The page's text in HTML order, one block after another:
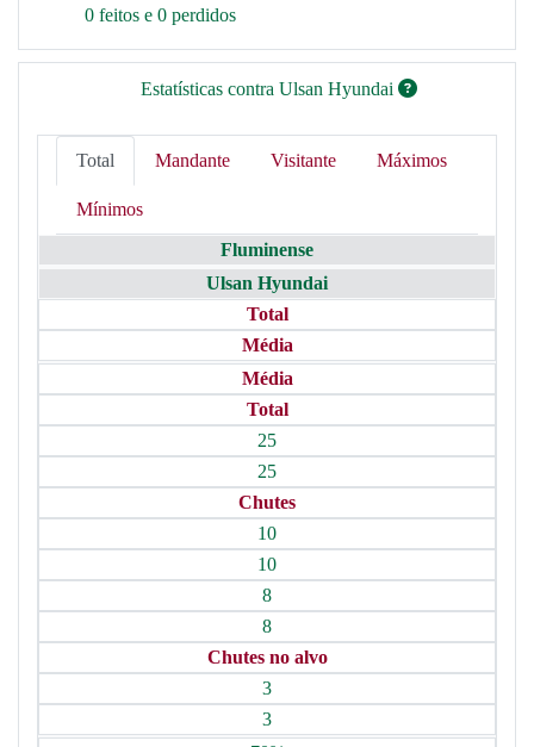
0 feitos e 0 perdidos
Estatísticas contra Ulsan Hyundai
Total Mandante Visitante Máximos
Mínimos
Fluminense
Ulsan Hyundai
Total
Média
Média
Total
25
25
Chutes
10
10
8
8
Chutes no alvo
3
3